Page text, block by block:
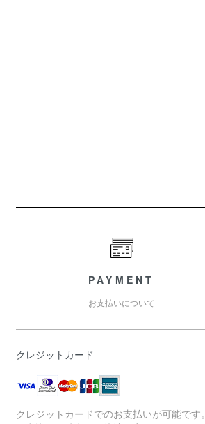
PAYMENT
お支払いについて
クレジットカード
クレジットカードでのお支払いが可能です。